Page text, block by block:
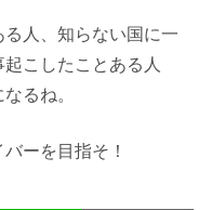
人、知らない国に一
こしたことある人
るね。
ーを目指そ！